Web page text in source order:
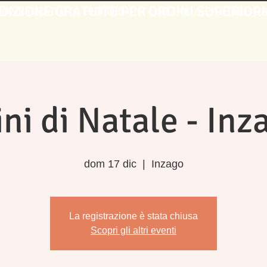
di Natale -
dom 17 dic
  |
Inzago
La registrazione è stata chiusa
Scopri gli altri eventi